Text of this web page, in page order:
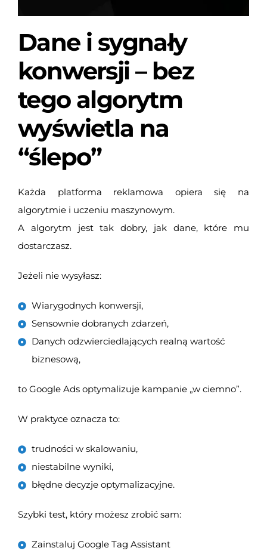
Dane i sygnały
konwersji – bez
tego algorytm
wyświetla na
“ślepo”
Każda platforma reklamowa opiera się na
algorytmie i uczeniu maszynowym.
A algorytm jest tak dobry, jak dane, które mu
dostarczasz.
Jeżeli nie wysyłasz:
Wiarygodnych konwersji,
Sensownie dobranych zdarzeń,
Danych odzwierciedlających realną wartość
biznesową,
to Google Ads optymalizuje kampanie „w ciemno”.
W praktyce oznacza to:
trudności w skalowaniu,
niestabilne wyniki,
błędne decyzje optymalizacyjne.
Szybki test, który możesz zrobić sam:
Zainstaluj Google Tag Assistant